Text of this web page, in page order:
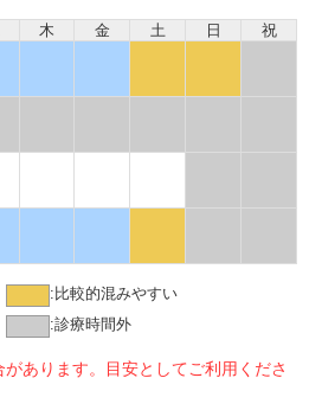
木 金 土 日 祝
: 比較的混みやすい
:診療時間外
あります。目安としてご利用くださ